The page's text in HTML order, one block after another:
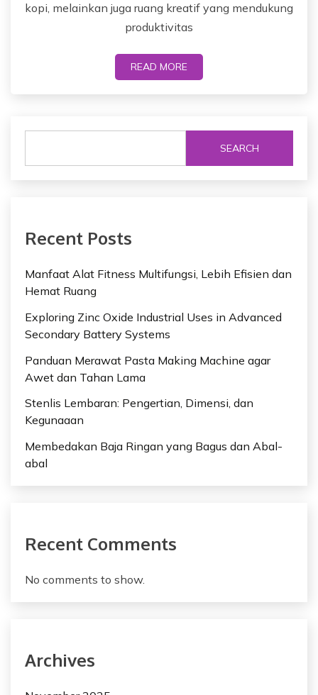
kopi, melainkan juga ruang kreatif yang mendukung
produktivitas
READ MORE
SEARCH
Recent Posts
Manfaat Alat Fitness Multifungsi, Lebih Efisien dan
Hemat Ruang
Exploring Zinc Oxide Industrial Uses in Advanced
Secondary Battery Systems
Panduan Merawat Pasta Making Machine agar
Awet dan Tahan Lama
Stenlis Lembaran: Pengertian, Dimensi, dan
Kegunaaan
Membedakan Baja Ringan yang Bagus dan Abal-
abal
Recent Comments
No comments to show.
Archives